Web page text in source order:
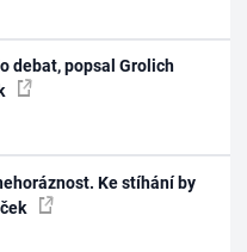
debat, popsal Grolich
Ke stíhání by